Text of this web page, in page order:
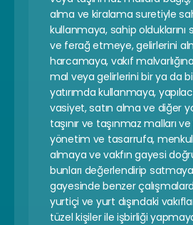
alma ve kiralama suretiyle
kullanmaya, sahip
ve ferağ etmeye, gelirlerini
harcamaya, vakıf
mal veya gelirlerini bir ya da
yatırımda kullanmaya,
vasiyet, satın alma ve diğer
taşınır ve taşınmaz malları ve
yönetim ve tasarrufa,
almaya ve vakfın gayesi
bunları değerlendirip
gayesinde benzer
yurtiçi ve yurt dışındaki
tüzel kişiler ile işbirliği